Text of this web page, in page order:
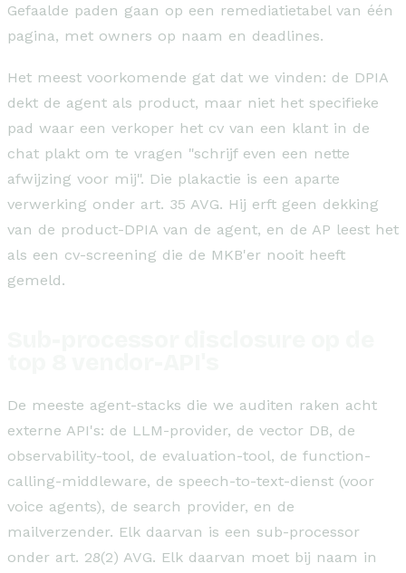
Gefaalde paden gaan op een remediatietabel van één
pagina, met owners op naam en deadlines.
Het meest voorkomende gat dat we vinden: de DPIA
dekt de agent als product, maar niet het specifieke
pad waar een verkoper het cv van een klant in de
chat plakt om te vragen "schrijf even een nette
afwijzing voor mij". Die plakactie is een aparte
verwerking onder art. 35 AVG. Hij erft geen dekking
van de product-DPIA van de agent, en de AP leest het
als een cv-screening die de MKB'er nooit heeft
gemeld.
De meeste agent-stacks die we auditen raken acht
externe API's: de LLM-provider, de vector DB, de
observability-tool, de evaluation-tool, de function-
calling-middleware, de speech-to-text-dienst (voor
voice agents), de search provider, en de
mailverzender. Elk daarvan is een sub-processor
onder art. 28(2) AVG. Elk daarvan moet bij naam in